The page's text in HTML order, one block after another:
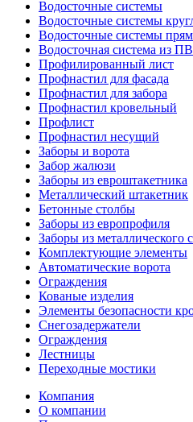
Водосточные системы
Водосточные системы
Водосточные системы
Водосточная система из
Профилированный лист
Профнастил для фасада
Профнастил для забора
Профнастил кровельный
Профлист
Профнастил несущий
Заборы и ворота
Забор жалюзи
Заборы из евроштакетника
Металлический штакетник
Бетонные столбы
Заборы из европрофиля
Заборы из металлического
Комплектующие элементы
Автоматические ворота
Ограждения
Кованые изделия
Элементы безопасности
Снегозадержатели
Ограждения
Лестницы
Переходные мостики
Компания
О компании